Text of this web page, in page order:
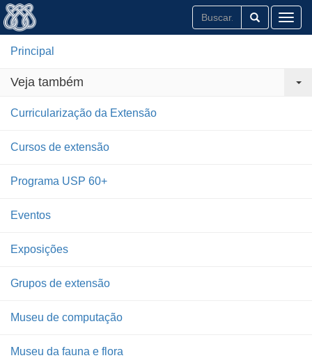
Principal
Veja também
Curricularização da Extensão
Cursos de extensão
Programa USP 60+
Eventos
Exposições
Grupos de extensão
Museu de computação
Museu da fauna e flora